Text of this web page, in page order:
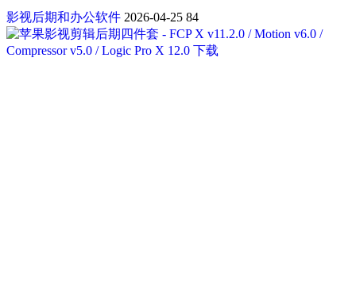
影视后期和办公软件 2026-04-25 84